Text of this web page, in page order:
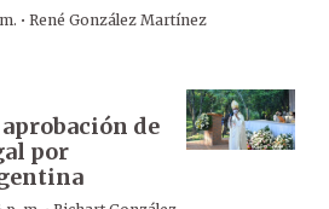
· René González Martínez
de
por